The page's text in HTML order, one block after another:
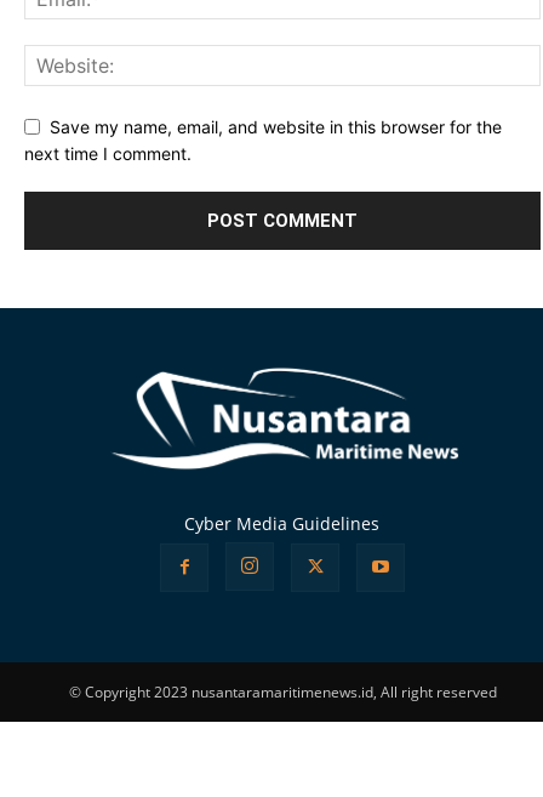
Save my name, email, and website in this browser for the
next time I comment.
Cyber Media Guidelines
© Copyright 2023 nusantaramaritimenews.id, All right reserved